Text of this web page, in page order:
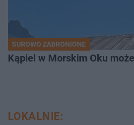
SUROWO ZABRONIONE
Kąpiel w Morskim Oku
LOKALNIE: